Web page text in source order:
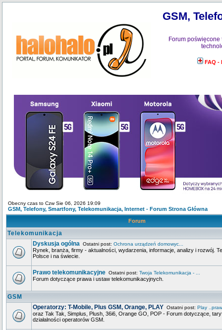
GSM,
Forum
FAQ -
Obecny czas to Czw Sie 06, 2026 19:09
GSM, Telefony, Smartfony, Telekomunikacja, Internet - Forum Strona Główna
Forum
Telekomunikacja
Dyskusja ogólna Ostatni post: Ochrona urządzeń domowyc...
Rynek, branża, firmy - aktualności, wydarzenia, informacje, analizy i rozwój.
Polsce i na świecie.
Prawo telekomunikacyjne Ostatni post: Twoja Telekomunikacja - ...
Forum dotyczące prawa i ustaw telekomunikacyjnych.
GSM
Operatorzy: T-Mobile, Plus GSM, Orange, PLAY Ostatni post: Play
oraz Tak Tak, Simplus, Plush, 36i6, Orange GO, POP - Forum dotyczące,
działalności operatorów GSM.